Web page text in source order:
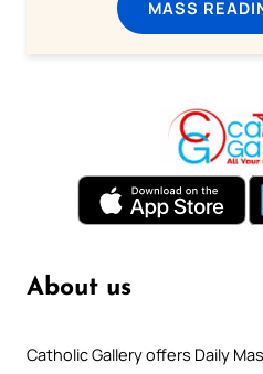
MASS
About us
Catholic Gallery offers Daily